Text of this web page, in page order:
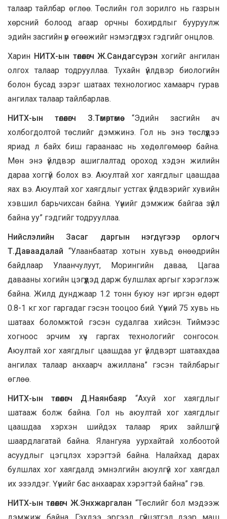
талаар тайлбар өглөө. Төслийн гол зорилго нь газрын
хөрсний болоод агаар орчны бохирдлыг бууруулж
эдийн засгийн үр өгөөжийг нэмэгдүүлэх гэдгийг онцлов.
Харин НИТХ-ын төлөөлөгч Ж.Сандагсүрэн хогийг ангилан
олгох талаар тодрууллаа. Тухайн үйлдвэр биологийн
болон бусад зэрэг шатаах технологиос хамаарч гурав
ангилах талаар тайлбарлав.
НИТХ-ын төлөөлөгч З.Төмөртөмөө“Эдийн засгийн ач
холбогдолтой төслийг дэмжинэ. Гол нь энэ төслүүдээ
яриад л байх биш гараанаас нь хөдөлгөмөөр байна.
Мөн энэ үйлдвэр ашиглалтад ороход хэдэн жилийн
дараа хоггүй болох вэ. Аюултай хог хаягдлыг цаашдаа
яах вэ. Аюултай хог хаягдлыг устгах үйлдвэрийг хувийн
хэвшил барьчихсан байна. Үүнийг дэмжиж байгаа зүйл
байна уу” гэдгийг тодрууллаа.
Нийслэлийн Засаг даргын нэгдүгээр орлогч
Т.Даваадалай “Улаанбаатар хотын хувьд өнөөдрийн
байдлаар Улаанчулуут, Морингийн даваа, Цагаа
давааны хогийн цэгүүдэд дарж булшлах аргыг хэрэглэж
байна. Жилд дунджаар 1.2 тонн буюу нэг иргэн өдөрт
0.8-1 кг хог гаргадаг гэсэн тооцоо бий. Үүний 75 хувь нь
шатаах боломжтой гэсэн судалгаа хийсэн. Тиймээс
хогноос эрчим хүч гаргах технологийг сонгосон.
Аюултай хог хаягдлыг цаашдаа уг үйлдвэрт шатаахдаа
ангилах талаар анхаарч ажиллана” гэсэн тайлбарыг
өглөө.
НИТХ-ын төлөөлөгч Д.Наянбаяр “Ахуй хог хаягдлыг
шатааж болж байна. Гол нь аюултай хог хаягдлыг
цаашдаа хэрхэн шийдэх талаар ярих зайлшгүй
шаардлагатай байна. Ялангуяа уурхайтай холбоотой
асуудлыг цэгцлэх хэрэгтэй байна. Налайхад дарах
булшлах хог хаягдалд эмнэлгийн аюулгүй хог хаягдал
их эзэлдэг. Үүнийг бас анхаарах хэрэгтэй байна” гэв.
НИТХ-ын төлөөлөгч Ж.Энхжаргалан “Төслийг бол мэдээж